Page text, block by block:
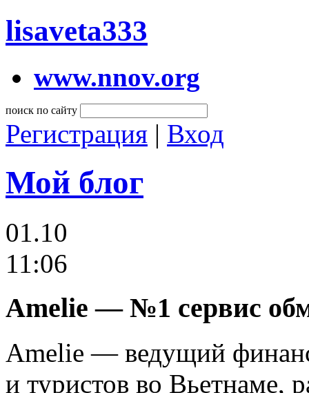
lisaveta333
www.nnov.org
поиск по сайту
Регистрация | Вход
Мой блог
01.10
11:06
Amelie — №1 сервис
Amelie — ведущий
и туристов во Вьетнаме,